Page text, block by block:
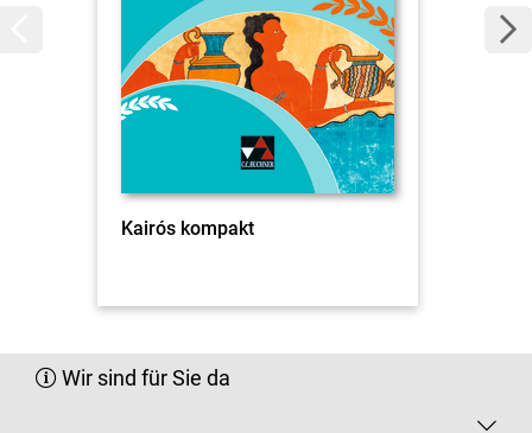
Kairós kompakt
Wir sind für Sie da